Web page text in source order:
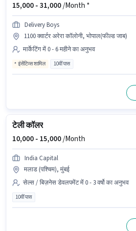
15,000 -31,000/Month *
Delivery Boys
1100 क्वार्टर अरेरा कॉलोनी, भोपाल(फील्ड जाब)
मार्केटिंग में 0 - 6 महीने का अनुभव
इंसेंटिव्स शामिल 10वीं पास
टेली कॉलर
10,000 - 15,000/Month
India Capital
मलाड (पश्चिम), मुंबई
सेल्स / बिज़नेस डेवलपमेंट में 0 - 3 वर्षो का अनुभव
10वीं पास